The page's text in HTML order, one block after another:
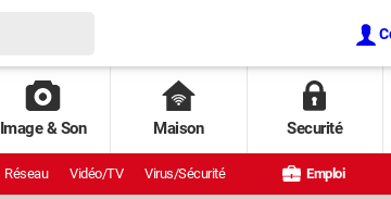
Image & Son Maison Securité
Réseau Vidéo/TV Virus/Sécurité Emploi